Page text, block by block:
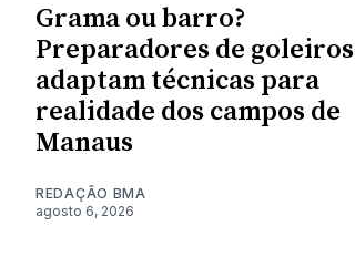
Grama ou barro?
Preparadores de goleiros
adaptam técnicas para
realidade dos campos de
Manaus
REDAÇÃO BMA
agosto 6, 2026